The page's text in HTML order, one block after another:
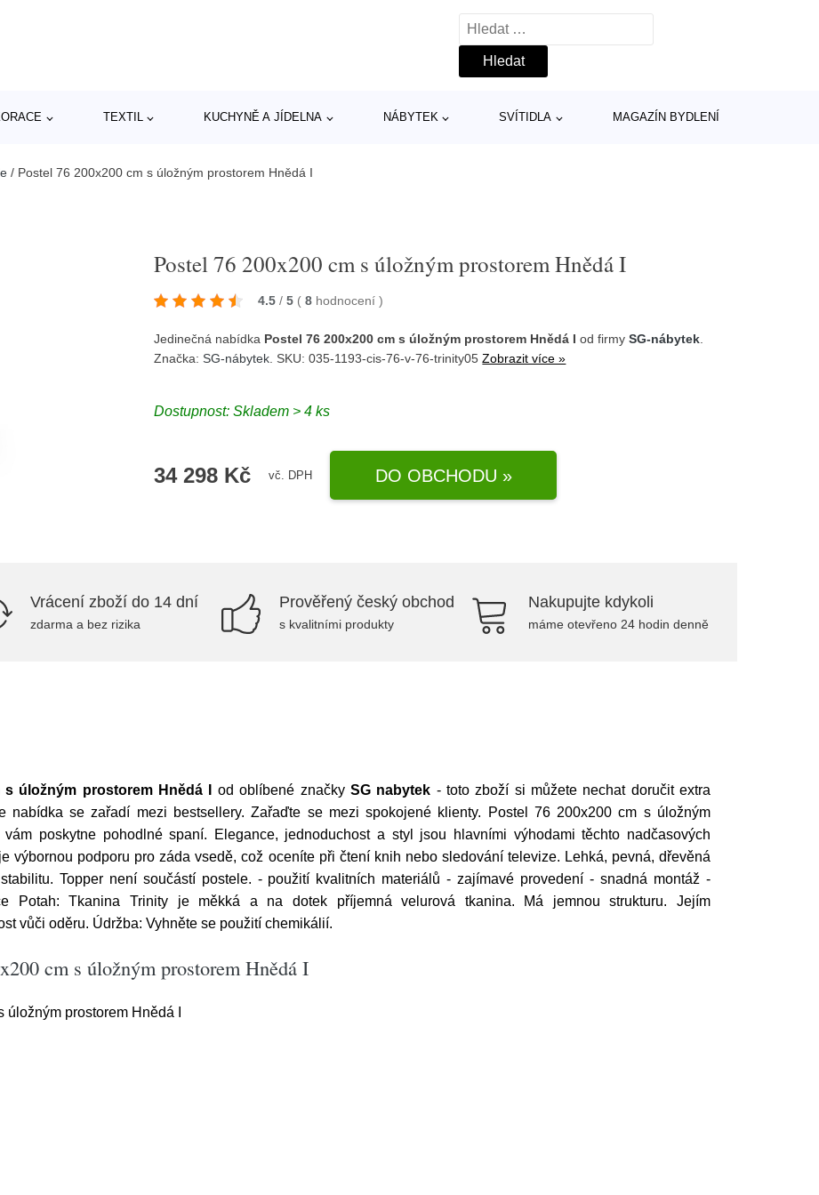
Vyhledávání
TEXTIL KUCHYNĚ A JÍDELNA NÁBYTEK SVÍTIDLA MAGAZÍN BYDLENÍ
/ Postel 76 200x200 cm s úložným prostorem Hnědá I
Postel 76 200x200 cm s úložným prostorem Hnědá I
4.5 / 5 ( 8 hodnocení)
Jedinečná nabídka Postel 76 200x200 cm s úložným prostorem Hnědá I od firmySG-nábytek
Značka:SG-nábytek . SKU: 035-1193-cis-76-v-76-trinity05Zobrazit více »
Dostupnost:Skladem > 4 ks
34 298 Kč vč. DPH DO OBCHODU »
Vrácení zboží do 14 dní
zdarma a bez rizika
Prověřený český obchod
s kvalitními produkty
Nakupujte kdykoli
máme otevřeno 24 hodin denně
úložným prostorem Hnědá I od oblíbené značky SG nabytek - toto zboží si můžete nechat doručit extra
nabídka se zařadí mezi bestsellery. Zařaďte se mezi spokojené klienty. Postel 76 200x200 cm s úložným
poskytne pohodlné spaní. Elegance, jednoduchost a styl jsou hlavními výhodami těchto nadčasových
výbornou podporu pro záda vsedě, což oceníte při čtení knih nebo sledování televize. Lehká, pevná, dřevěná
Topper není součástí postele. - použití kvalitních materiálů - zajímavé provedení - snadná montáž -
Potah: Tkanina Trinity je měkká a na dotek příjemná velurová tkanina. Má jemnou strukturu. Jejím
vůči oděru. Údržba: Vyhněte se použití chemikálií.
cm s úložným prostorem Hnědá I
prostorem Hnědá I